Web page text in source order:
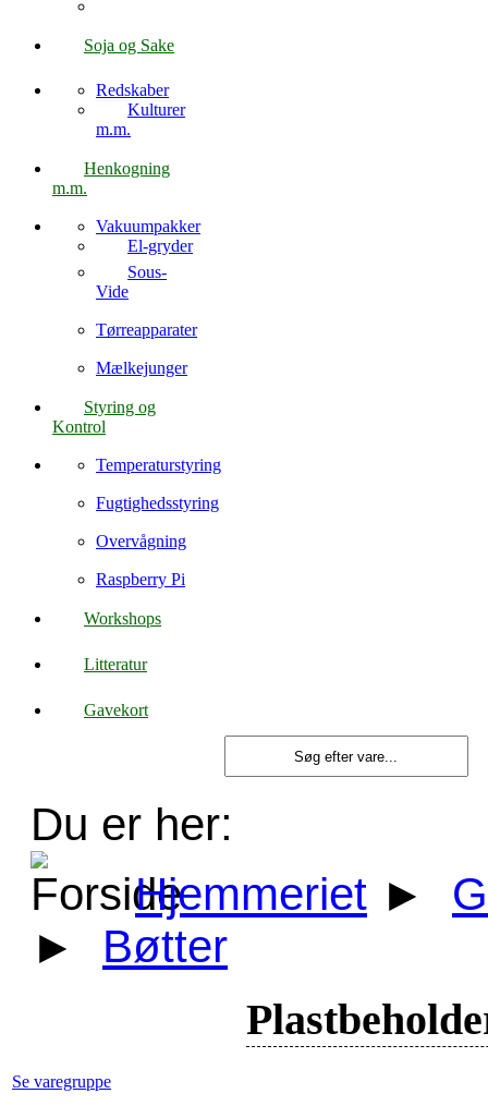
Soja og Sake
Redskaber
Kulturer
m.m.
Henkogning
m.m.
Vakuumpakker
El-gryder
Sous-
Vide
Tørreapparater
Mælkejunger
Styring og
Kontrol
Temperaturstyring
Fugtighedsstyring
Overvågning
Raspberry Pi
Workshops
Litteratur
Gavekort
Du er her:
Hjemmeriet ►
►
Bøtter
Se varegruppe